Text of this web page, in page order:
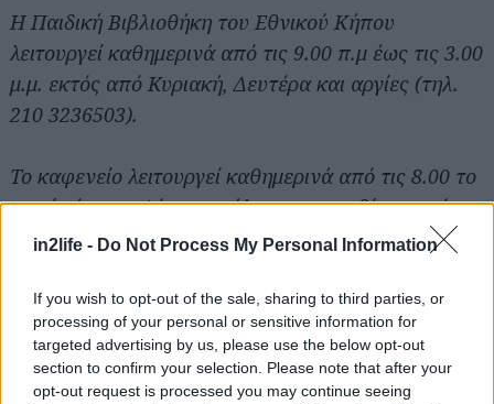
in2life - Do Not Process My Personal Information
If you wish to opt-out of the sale, sharing to third parties, or
processing of your personal or sensitive information for
targeted advertising by us, please use the below opt-out
section to confirm your selection. Please note that after your
opt-out request is processed you may continue seeing
Η Παιδική Βιβλιοθήκη του Εθνικού Κήπου
λειτουργεί καθημερινά από τις 9.00 π.μ έως τις 3.00
μ.μ. εκτός από Κυριακή, Δευτέρα και αργίες (τηλ.
210 3236503).
Το καφενείο λειτουργεί καθημερινά από τις 8.00 το
πρωί μέχρι τη Δύση του ήλιου, και σερβίρει εκτός
από καφέ, μεζεδάκια και ποικιλίες για να
Αναζήτηση
για...